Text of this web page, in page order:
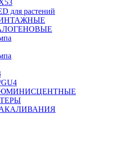
для растений